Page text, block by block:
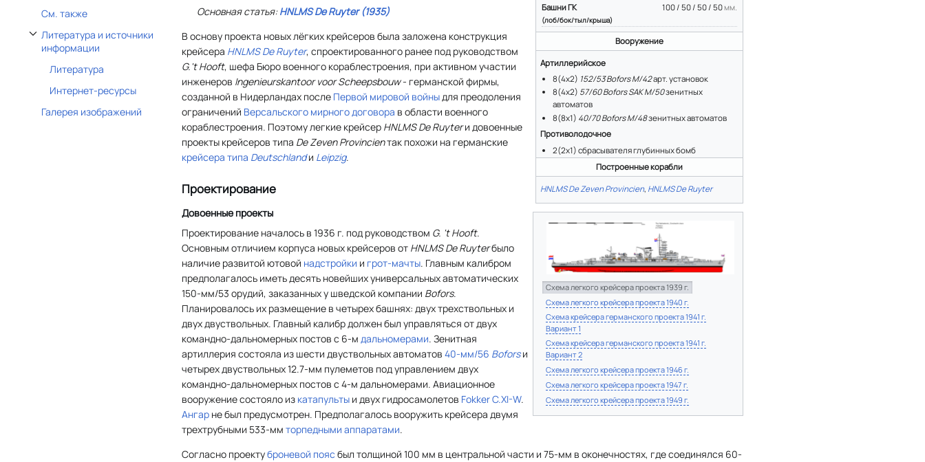
См. также
Литература и источники
информации
Отобразить/Скрыть подраздел Литература и источники информации
Литература
Интернет-ресурсы
Галерея изображений
100 / 50 / 50 / 50 мм.
Башни ГК
(лоб/бок/тыл/крыша)
Вооружение
Артиллерийское
8(4х2) 152/53 Bofors M/42арт. установок
8(4x2) 57/60 Bofors SAK M/50зенитных
автоматов
8(8х1) 40/70 Bofors M/48зенитных автоматов
Противолодочное
2(2x1) сбрасывателя глубинных бомб
Построенные корабли
HNLMS De Zeven Provincien, HNLMS De Ruyter
Основная статья:HNLMS De Ruyter (1935)
В основу проекта новых лёгких крейсеров была заложена конструкция
крейсера HNLMS De Ruyter, спроектированного ранее под руководством
G.'t Hooft, шефа Бюро военного кораблестроения, при активном участии
инженеров Ingenieurskantoor voor Scheepsbouw- германской фирмы,
созданной в Нидерландах после Первой мировой войны для преодоления
ограничений Версальского мирного договора в области военного
кораблестроения. Поэтому легкие крейсер HNLMS De Ruyterи довоенные
проекты крейсеров типа De Zeven Provincienтак похожи на германские
крейсера типа Deutschlandи Leipzig.
Проектирование
Схема легкого крейсера проекта 1939 г.
Схема легкого крейсера проекта 1940 г.
Схема крейсера германского проекта 1941 г.
Вариант 1
Схема крейсера германского проекта 1941 г.
Вариант 2
Схема легкого крейсера проекта 1946 г.
Схема легкого крейсера проекта 1947 г.
Схема легкого крейсера проекта 1949 г.
Довоенные проекты
Проектирование началось в 1936 г. под руководством G. 't Hooft.
Основным отличием корпуса новых крейсеров от HNLMS De Ruyterбыло
наличие развитой ютовой надстройки и грот-мачты. Главным калибром
предполагалось иметь десять новейших универсальных автоматических
150-мм/53 орудий, заказанных у шведской компании Bofors.
Планировалось их размещение в четырех башнях: двух трехствольных и
двух двуствольных. Главный калибр должен был управляться от двух
командно-дальномерных постов с 6-м дальномерами. Зенитная
артиллерия состояла из шести двуствольных автоматов 40-мм/56 Boforsи
четырех двуствольных 12.7-мм пулеметов под управлением двух
командно-дальномерных постов с 4-м дальномерами. Авиационное
вооружение состояло из катапульты и двух гидросамолетов Fokker C.XI-W.
Ангар не был предусмотрен. Предполагалось вооружить крейсера двумя
трехтрубными 533-мм торпедными аппаратами.
Согласно проектуброневой пояс был толщиной 100 мм в центральной части и 75-мм в оконечностях, где соединялся 60-